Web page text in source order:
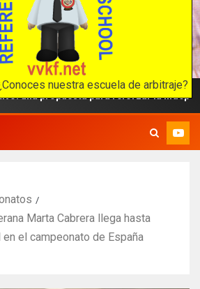
nuestra escuela de arbitraje?
karate en internet
para reforzar la independencia
Marta Cabrera llega hasta
el campeonato de España